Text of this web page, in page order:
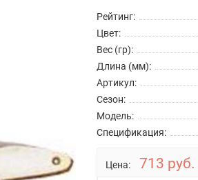
Рейтинг:
Цвет:
Вес (гр):
Длина (мм):
Артикул:
Сезон:
Модель:
Спецификация:
Цена: 713 руб.